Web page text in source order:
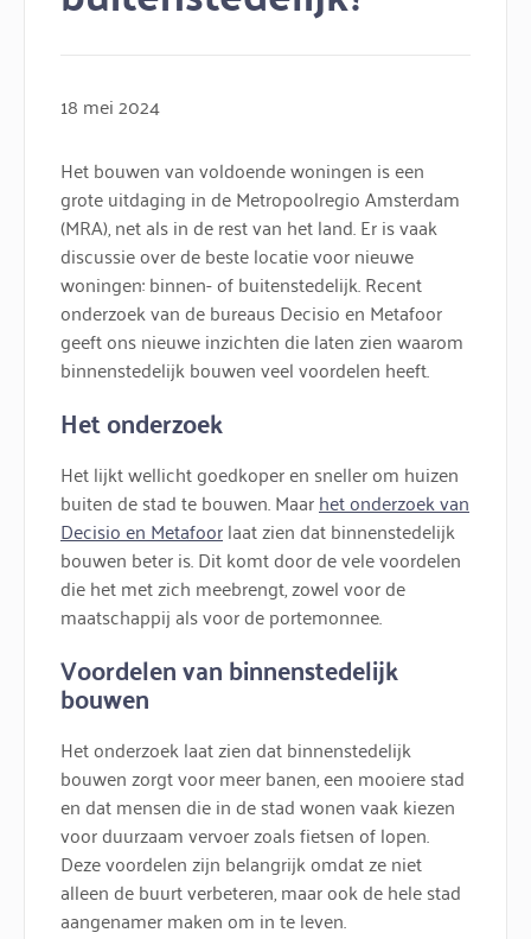
18 mei 2024
Het bouwen van voldoende woningen is een
grote uitdaging in de Metropoolregio Amsterdam
(MRA), net als in de rest van het land. Er is vaak
discussie over de beste locatie voor nieuwe
woningen: binnen- of buitenstedelijk. Recent
onderzoek van de bureaus Decisio en Metafoor
geeft ons nieuwe inzichten die laten zien waarom
binnenstedelijk bouwen veel voordelen heeft.
Het onderzoek
Het lijkt wellicht goedkoper en sneller om huizen
buiten de stad te bouwen. Maarhet onderzoek van
Decisio en Metafoorlaat zien dat binnenstedelijk
bouwen beter is. Dit komt door de vele voordelen
die het met zich meebrengt, zowel voor de
maatschappij als voor de portemonnee.
Voordelen van binnenstedelijk
bouwen
Het onderzoek laat zien dat binnenstedelijk
bouwen zorgt voor meer banen, een mooiere stad
en dat mensen die in de stad wonen vaak kiezen
voor duurzaam vervoer zoals fietsen of lopen.
Deze voordelen zijn belangrijk omdat ze niet
alleen de buurt verbeteren, maar ook de hele stad
aangenamer maken om in te leven.